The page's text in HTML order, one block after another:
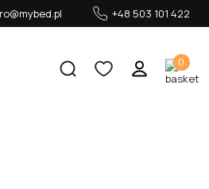
+48 503 101 422
0